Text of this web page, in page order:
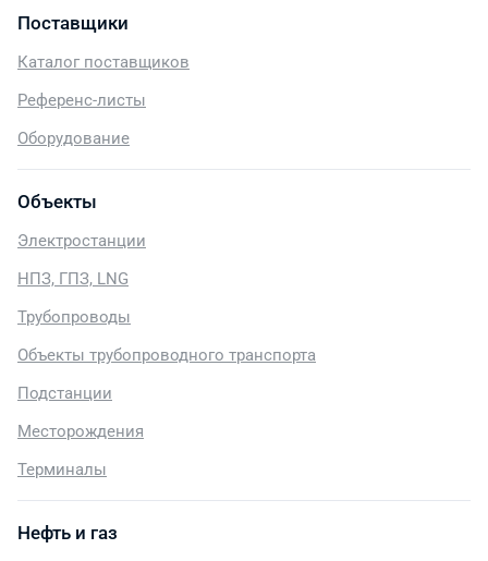
Поставщики
Каталог поставщиков
Референс-листы
Оборудование
Объекты
Электростанции
НПЗ, ГПЗ, LNG
Трубопроводы
Объекты трубопроводного транспорта
Подстанции
Месторождения
Терминалы
Нефть и газ